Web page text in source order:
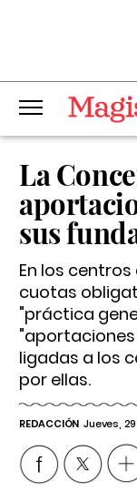
La
sus
En los
cuotas
"práctica
ligadas a los
por ellas.
REDACCIÓN Jueves,